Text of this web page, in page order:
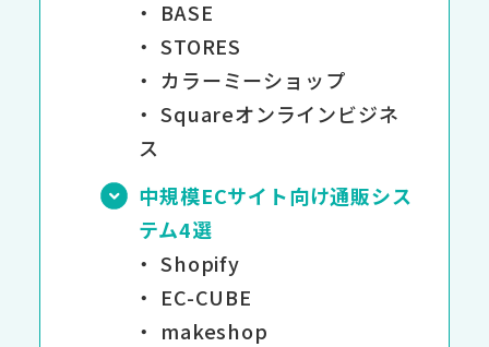
BASE
STORES
カラーミーショップ
Squareオンラインビジネ
ス
中規模ECサイト向け通販シス
テム4選
Shopify
EC-CUBE
makeshop